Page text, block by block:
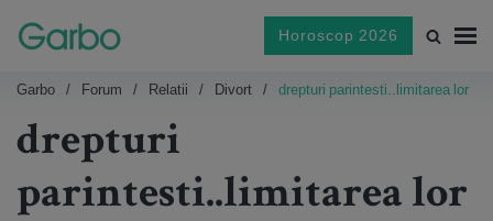
Horoscop 2026
Garbo Forum Relatii Divort drepturi parintesti..limitarea lor
drepturi
parintesti..limitarea lor